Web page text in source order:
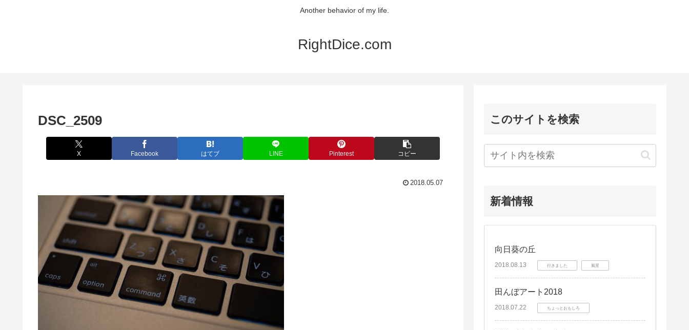
Another behavior of my life.
RightDice.com
DSC_2509
X Facebook はてブ LINE Pinterest コピー
2018.05.07
このサイトを検索
新着情報
向日葵の丘
2018.08.13 行きました 風景
田んぼアート2018
2018.07.22 ちょっとおもしろ